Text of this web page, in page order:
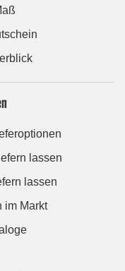
lassen
lassen
im Markt